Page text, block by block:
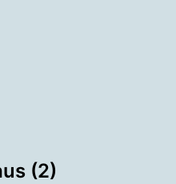
(2)